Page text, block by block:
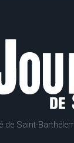
de Saint-